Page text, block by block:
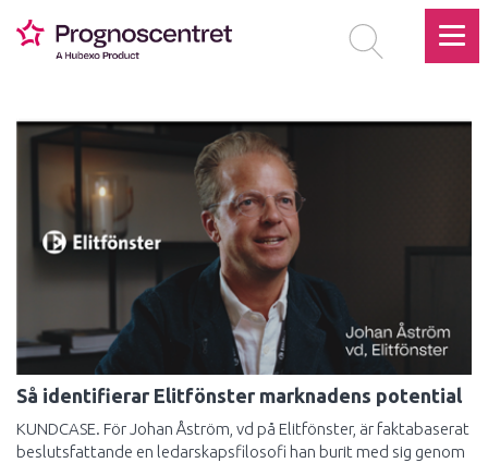
Så identifierar Elitfönster marknadens potential
KUNDCASE. För Johan Åström, vd på Elitfönster, är faktabaserat
beslutsfattande en ledarskapsfilosofi han burit med sig genom